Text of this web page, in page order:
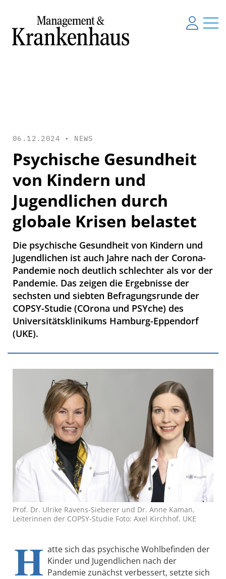
06.12.2024 • NEWS
Psychische Gesundheit
von Kindern und
Jugendlichen durch
globale Krisen belastet
Die psychische Gesundheit von Kindern und
Jugendlichen ist auch Jahre nach der Corona-
Pandemie noch deutlich schlechter als vor der
Pandemie. Das zeigen die Ergebnisse der
sechsten und siebten Befragungsrunde der
COPSY-Studie (COrona und PSYche) des
Universitätsklinikums Hamburg-Eppendorf
(UKE).
Prof. Dr. Ulrike Ravens-Sieberer und Dr. Anne Kaman,
Leiterinnen der COPSY-Studie Foto: Axel Kirchhof, UKE
H atte sich das psychische Wohlbefinden der
Kinder und Jugendlichen nach der
Pandemie zunächst verbessert, setzte sich